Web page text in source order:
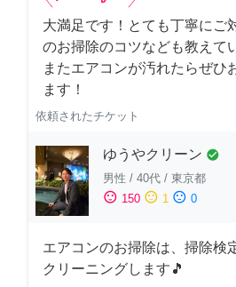
大満足です！とても丁寧にご
のお掃除のコツなども教えて
またエアコンが汚れたらぜひ
ます！
依頼されたチケット
ゆうやクリーン check_circle
男性 / 40代 / 東京都
sentiment_satisfied 150 sentiment_neutral 1 sentiment_dissatisfied 0
エアコンのお掃除は、掃除検
クリーニングします🎵